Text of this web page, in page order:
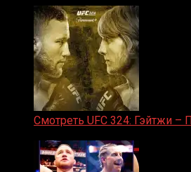
Смотреть UFC 324: Гэйтжи –